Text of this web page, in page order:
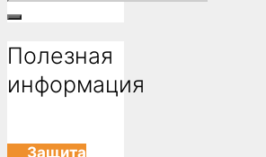
for:
Полезная
информация
Защита